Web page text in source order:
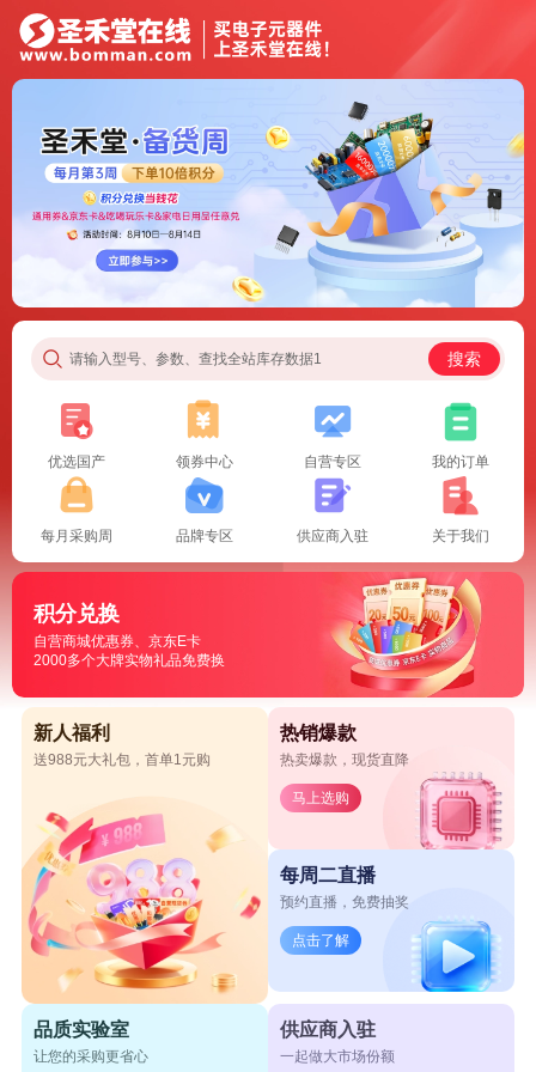
请输入型号、参数、查找全站库存数据1 搜索
优选国产 领券中心 自营专区 我的订单
每月采购周 品牌专区 供应商入驻 关于我们
积分兑换
自营商城优惠券、京东E卡
2000多个大牌实物礼品免费换
新人福利
送988元大礼包，首单1元购
热销爆款
热卖爆款，现货直降
马上选购
每周二直播
预约直播，免费抽奖
点击了解
品质实验室
让您的采购更省心
供应商入驻
一起做大市场份额